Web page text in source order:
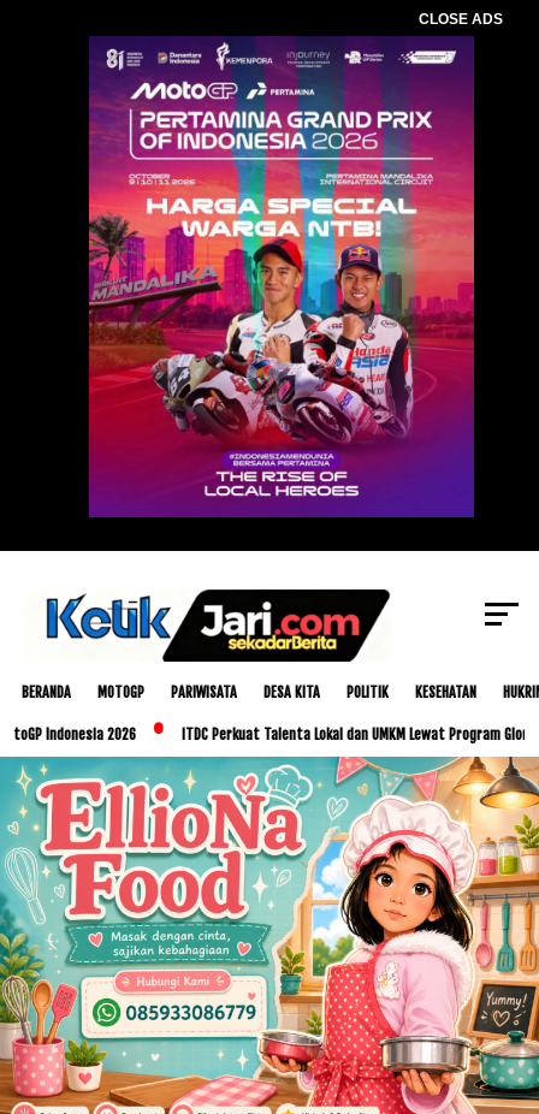
CLOSE ADS
BERANDA MOTOGP PARIWISATA DESA KITA POLITIK KESEHATAN
2026 ITDC Perkuat Talenta Lokal dan UMKM Lewat Program Glorious Golo